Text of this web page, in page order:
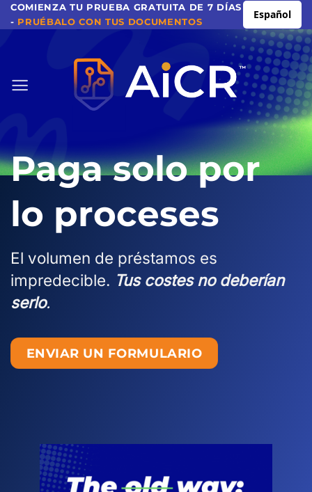
al
COMIENZA TU PRUEBA GRATUITA DE 7 DÍAS
- PRUÉBALO CON TUS DOCUMENTOS
Español
Paga solo por
lo proceses
El volumen de préstamos es
impredecible. Tus costes no deberían
serlo.
ENVIAR UN FORMULARIO